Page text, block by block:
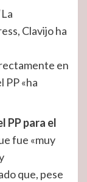
Clavijo ha
en
PP «ha
PP para el
fue «muy
que, pese